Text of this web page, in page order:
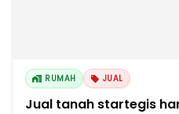
RUMAH JUAL
Jual tanah startegis